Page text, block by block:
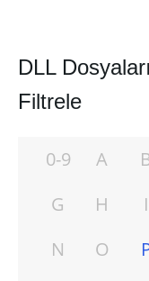
DLL
Filtrele
0-9 A
G
H I
N
O